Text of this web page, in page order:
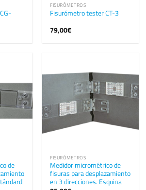
FISURÓMETROS
Fisurómetro tester CT-3
79,00€
de
FISURÓMETROS
Medidor micrométrico de
fisuras para desplazamiento
en 3 direcciones. Esquina